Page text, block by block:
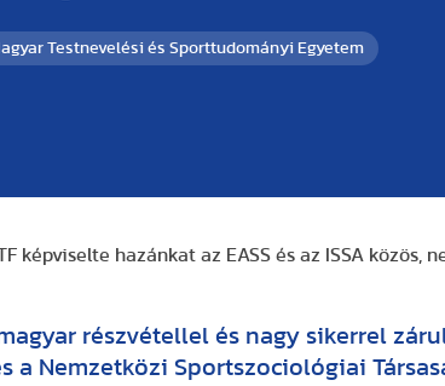
Testnevelési és Sporttudományi Egyetem
képviselte hazánkat az EASS és az ISSA közös,
részvétellel és nagy sikerrel
a Nemzetközi Sportszociológiai